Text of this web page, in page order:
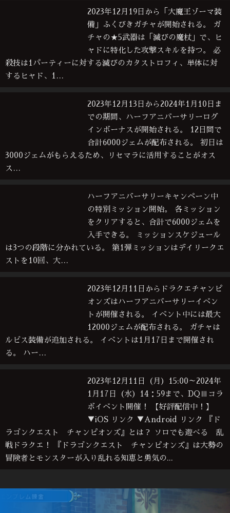
2023年12月19日から「大魔王ゾーマ装
備」ふくびきガチャが開始される。 ガ
チャの★5武器は「滅びの魔杖」で、ヒ
ャドに特化した攻撃スキルを持つ。 必
殺技は1パーティーに対する滅びのカタストロフィ、単体に対
するヒャド、1…
2023年12月13日から2024年1月10日ま
での期間、ハーフアニバーサリーログ
インボーナスが開始される。 12日間で
合計6000ジェムが配布される。 初日は
3000ジェムがもらえるため、リセマラに活用することがオス
ス…
ハーフアニバーサリーキャンペーン中
の特別ミッション開始。 各ミッション
をクリアすると、合計で6000ジェムを
入手できる。 ミッションスケジュール
は3つの段階に分かれている。 第1弾ミッションはデイリークエ
ストを10回、大…
2023年12月11日からドラクエチャンピ
オンズはハーフアニバーサリーイベン
トが開催される。 イベント中には最大
12000ジェムが配布される。 ガチャは
ルビス装備が追加される。 イベントは1月17日まで開催され
る。 ハー…
2023年12月11日（月）15:00～2024年
1月17日（水）14：59まで、DQⅢコラ
ボイベント開催！ 【好評配信中！】
▼iOS リンク ▼Android リンク 『ド
ラゴンクエスト チャンピオンズ』とは？ ソロでも遊べる 乱
戦ドラクエ！ 『ドラゴンクエスト チャンピオンズ』は大勢の
冒険者とモンスターが入り乱れる知恵と勇気の...